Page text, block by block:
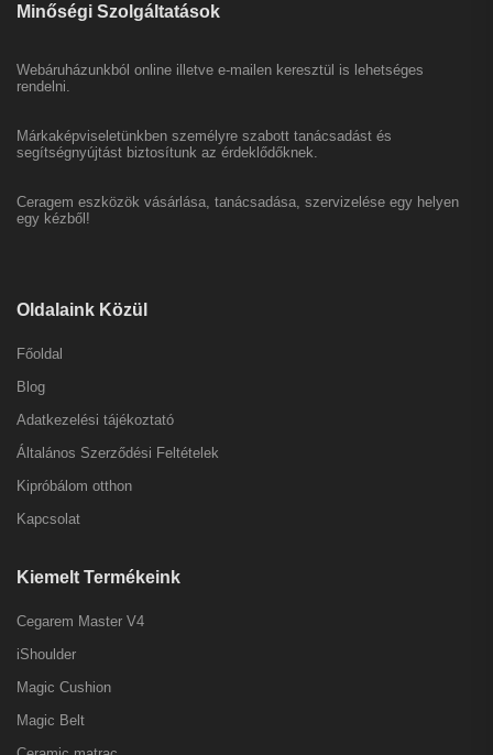
Minőségi Szolgáltatások
Webáruházunkból online illetve e-mailen keresztül is lehetséges
rendelni.
Márkaképviseletünkben személyre szabott tanácsadást és
segítségnyújtást biztosítunk az érdeklődőknek.
Ceragem eszközök vásárlása, tanácsadása, szervizelése egy helyen
egy kézből!
Oldalaink Közül
Főoldal
Blog
Adatkezelési tájékoztató
Általános Szerződési Feltételek
Kipróbálom otthon
Kapcsolat
Kiemelt Termékeink
Cegarem Master V4
iShoulder
Magic Cushion
Magic Belt